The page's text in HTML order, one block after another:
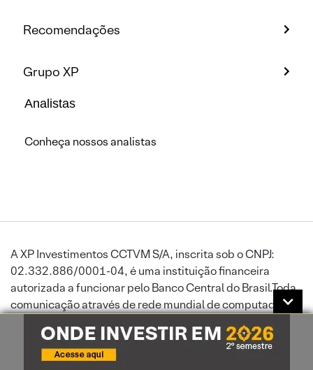
Recomendações
Grupo XP
Analistas
Conheça nossos analistas
A XP Investimentos CCTVM S/A, inscrita sob o CNPJ:
02.332.886/0001-04, é uma instituição financeira
autorizada a funcionar pelo Banco Central do Brasil.Toda
comunicação através de rede mundial de computadores
está sujeita a interrupções ou atrasos, podendo impedir
ou prejudicar o envio de ordens ou a recepção de
informações atualizadas. A XP Investimentos exime-se de